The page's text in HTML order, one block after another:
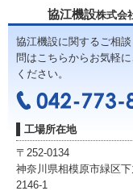
協江機設株式会
協江機設に関するご相
問はこちらからお気軽
ください。
工場所在地
〒252-0134
神奈川県相模原市緑区下
2146-1